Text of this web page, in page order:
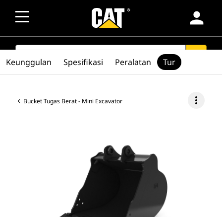
person
SEARCH
Bucket Tugas Berat - Mini Excavator more_vert
Keunggulan Spesifikasi Peralatan Tur